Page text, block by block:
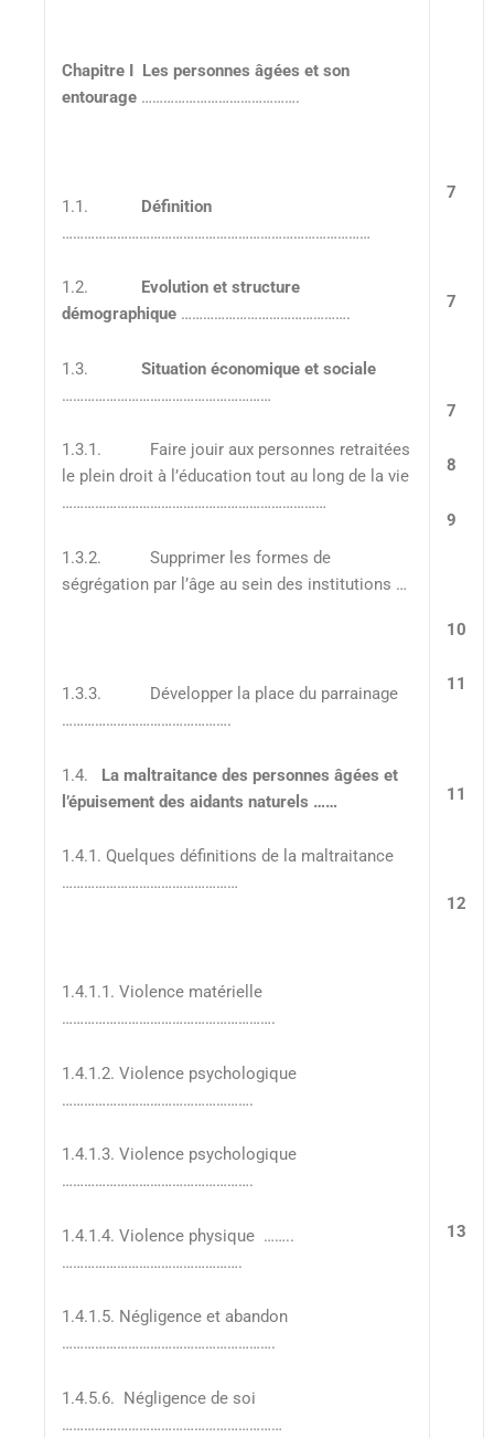
Chapitre I Les personnes âgées et son
entourage…………………………………….
1.1. Définition
…………………………………………………………………………
1.2.
Evolution et structure
démographique……………………………………….
1.3. Situation économique et sociale
…………………………………………………
1.3.1. Faire jouir aux personnes retraitées
le plein droit à l’éducation tout au long de la vie
………………………………………………………………
1.3.2. Supprimer les formes de
ségrégation par l’âge au sein des institutions …
1.3.3. Développer la place du parrainage
……………………………………….
1.4. La maltraitance des personnes âgées et
l’épuisement des aidants naturels ……
1.4.1. Quelques définitions de la maltraitance
…………………………………………
1.4.1.1. Violence matérielle
………………………………………………….
1.4.1.2. Violence psychologique
…………………………………………….
1.4.1.3. Violence psychologique
…………………………………………….
1.4.1.4. Violence physique ……..
………………………………………….
1.4.1.5. Négligence et abandon
………………………………………………….
1.4.5.6. Négligence de soi
……………………………………………………
7
7
7
8
9
10
11
11
12
13